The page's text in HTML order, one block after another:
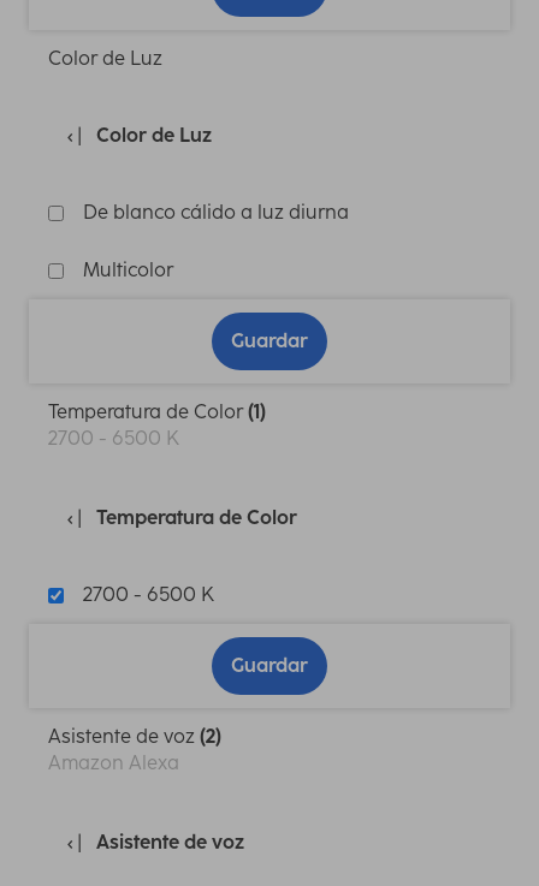
Color de Luz
Color de Luz
De blanco cálido a luz diurna
Multicolor
Guardar
Temperatura de Color(1)
2700 - 6500 K
Temperatura de Color
2700 - 6500 K
Guardar
Asistente de voz (2)
Amazon Alexa
Asistente de voz